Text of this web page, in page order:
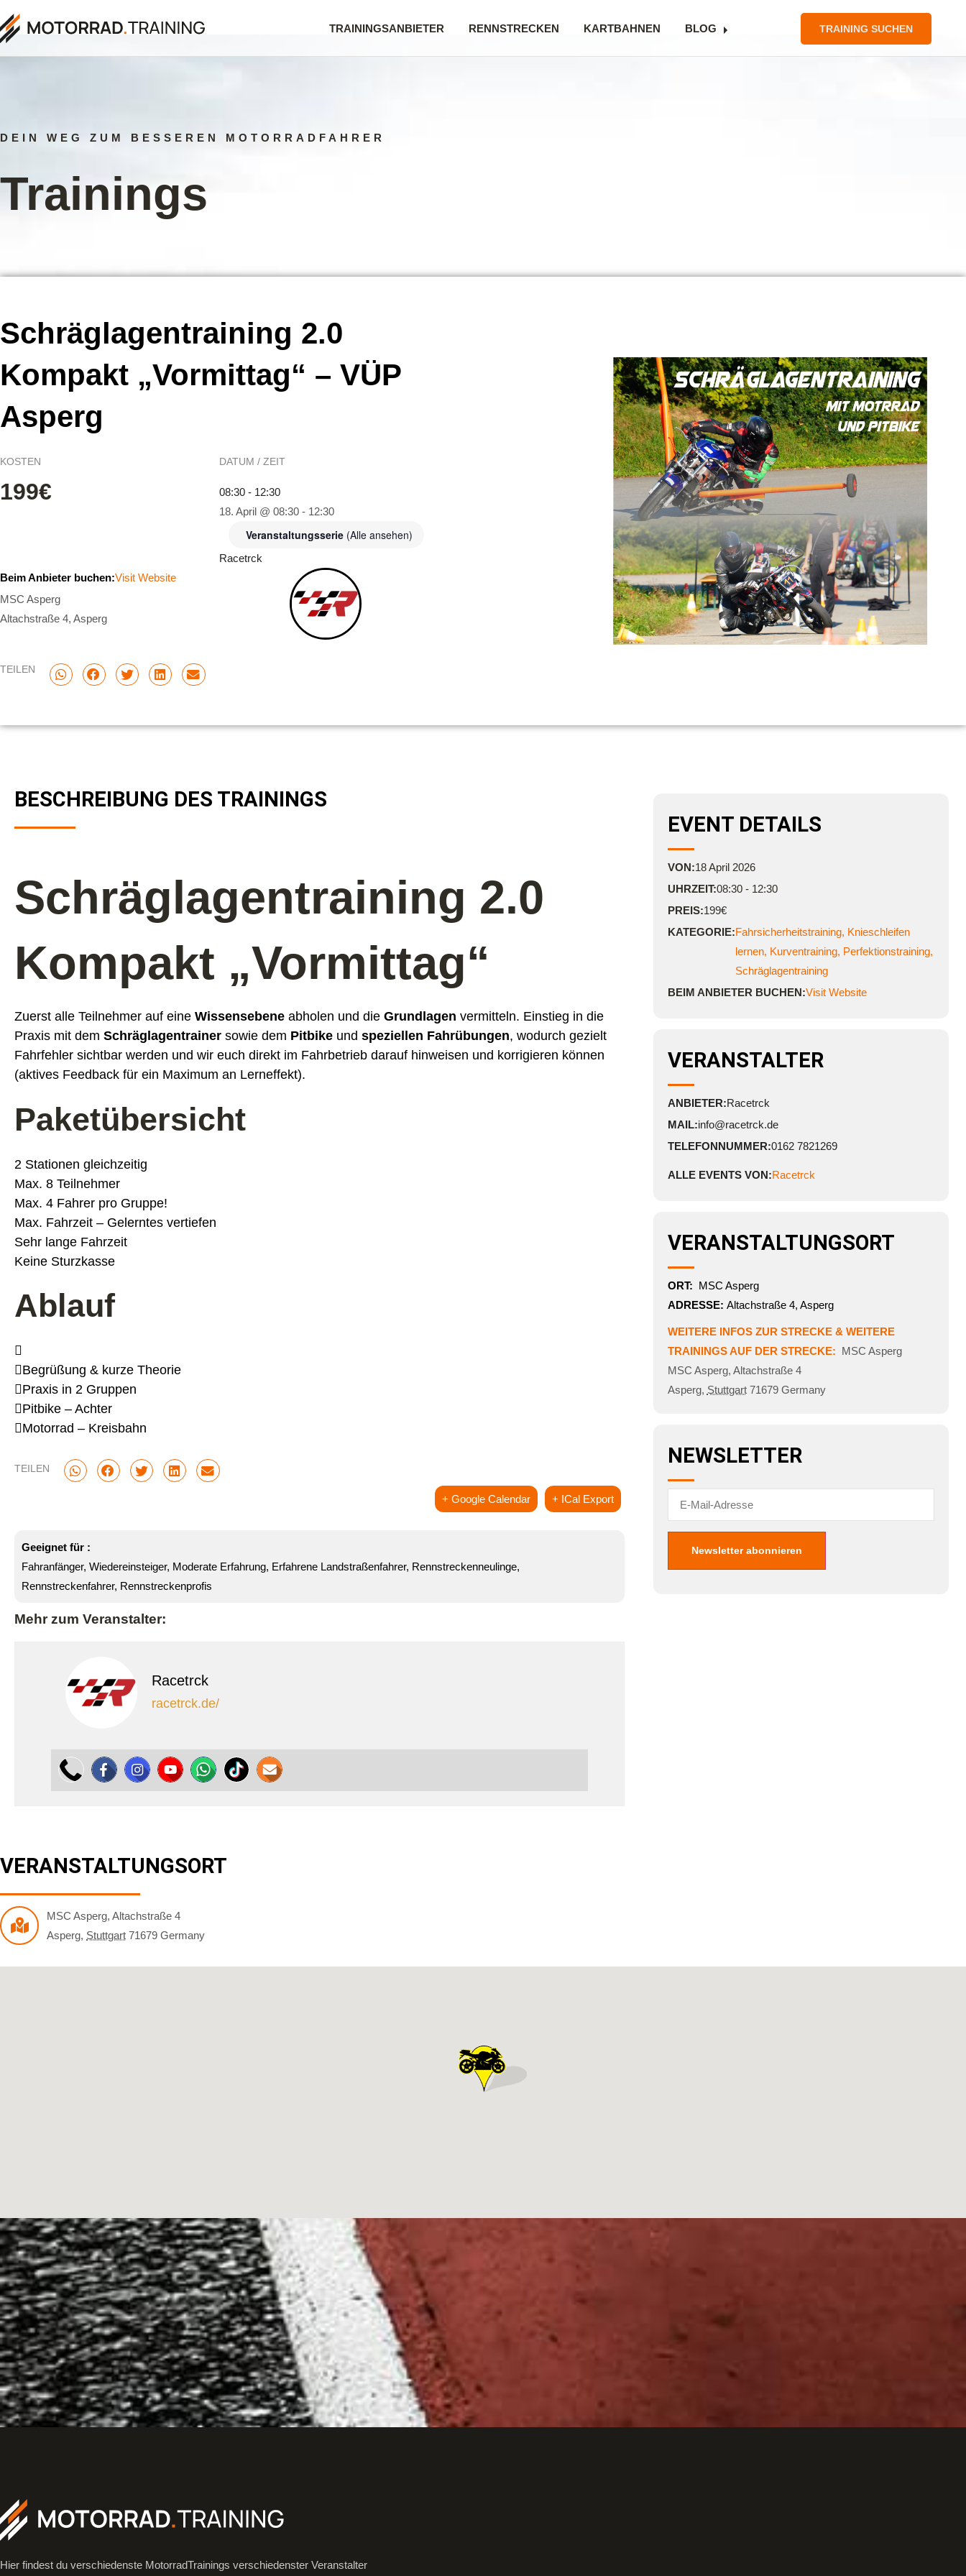
TRAININGSANBIETER RENNSTRECKEN KARTBAHNEN BLOG TRAINING SUCHEN
DEIN WEG ZUM BESSEREN MOTORRADFAHRER
Trainings
Schräglagentraining 2.0
Kompakt „Vormittag“ – VÜP
Asperg
KOSTEN
199€
DATUM / ZEIT
08:30 - 12:30
18. April @ 08:30 - 12:30
Veranstaltungsserie (Alle ansehen)
Racetrck
Beim Anbieter buchen:Visit Website
MSC Asperg
Altachstraße 4, Asperg
TEILEN
BESCHREIBUNG DES TRAININGS
Schräglagentraining 2.0
Kompakt „Vormittag“
Zuerst alle Teilnehmer auf eine Wissensebene abholen und die Grundlagen vermitteln. Einstieg in die
Praxis mit dem Schräglagentrainer sowie dem Pitbike und speziellen Fahrübungen, wodurch gezielt
Fahrfehler sichtbar werden und wir euch direkt im Fahrbetrieb darauf hinweisen und korrigieren können
(aktives Feedback für ein Maximum an Lerneffekt).
Paketübersicht
2 Stationen gleichzeitig
Max. 8 Teilnehmer
Max. 4 Fahrer pro Gruppe!
Max. Fahrzeit – Gelerntes vertiefen
Sehr lange Fahrzeit
Keine Sturzkasse
Ablauf

Begrüßung & kurze Theorie
Praxis in 2 Gruppen
Pitbike – Achter
Motorrad – Kreisbahn
TEILEN
+ Google Calendar + ICal Export
Geeignet für :
Fahranfänger, Wiedereinsteiger, Moderate Erfahrung, Erfahrene Landstraßenfahrer, Rennstreckenneulinge,
Rennstreckenfahrer, Rennstreckenprofis
Mehr zum Veranstalter:
Racetrck
racetrck.de/
EVENT DETAILS
VON:18April 2026
UHRZEIT:08:30 - 12:30
PREIS:199€
KATEGORIE:Fahrsicherheitstraining, Knieschleifen
lernen, Kurventraining, Perfektionstraining,
Schräglagentraining
BEIM ANBIETER BUCHEN:Visit Website
VERANSTALTER
ANBIETER:Racetrck
MAIL:info@racetrck.de
TELEFONNUMMER:0162 7821269
ALLE EVENTS VON:Racetrck
VERANSTALTUNGSORT
ORT: MSC Asperg
ADRESSE: Altachstraße 4, Asperg
WEITERE INFOS ZUR STRECKE & WEITERE
TRAININGS AUF DER STRECKE: MSC Asperg
MSC Asperg, Altachstraße 4
Asperg, Stuttgart 71679 Germany
NEWSLETTER
VERANSTALTUNGSORT
MSC Asperg, Altachstraße 4
Asperg, Stuttgart 71679 Germany
Hier findest du verschiedenste MotorradTrainings verschiedenster Veranstalter